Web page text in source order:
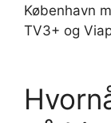
København
TV3+ og